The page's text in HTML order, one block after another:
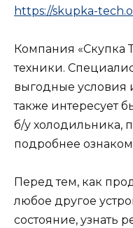
https://skupka-
Компания «Скупка
техники.
выгодные условия
также интересует
б/у холодильника,
подробнее
Перед тем, как
любое другое
состояние, узнать